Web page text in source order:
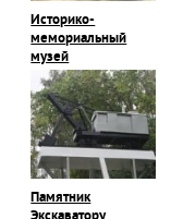
Историко-
мемориальный
музей
Памятник